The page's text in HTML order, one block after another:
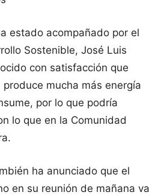
estado acompañado por el
Sostenible, José Luis
con satisfacción que
mucha más energía
por lo que podría
lo que en la Comunidad
ha anunciado que el
en su reunión de mañana va